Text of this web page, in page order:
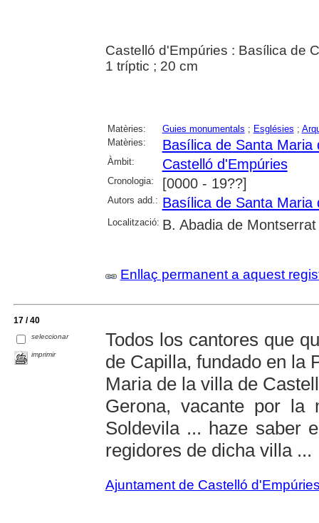
Castelló d'Empúries : Basílica de
1 tríptic ; 20 cm
Matèries: Guies monumentals ; Esglésies ;
Matèries:
Basílica de Santa Maria
Àmbit: Castelló d'Empúries
Cronologia: [0000 - 19??]
Autors add.: Basílica de Santa Maria
Localització: B. Abadia de Montserrat
Enllaç permanent a aquest
17 / 40
seleccionar
imprimir
Todos los cantores que
de Capilla, fundado en la
Maria de la villa de
Gerona, vacante por la
Soldevila ... haze saber
regidores de dicha villa ...
Ajuntament de Castelló